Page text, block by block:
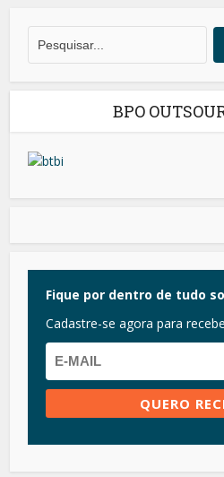
BPO
Fique por dentro de tudo
Cadastre-se agora para